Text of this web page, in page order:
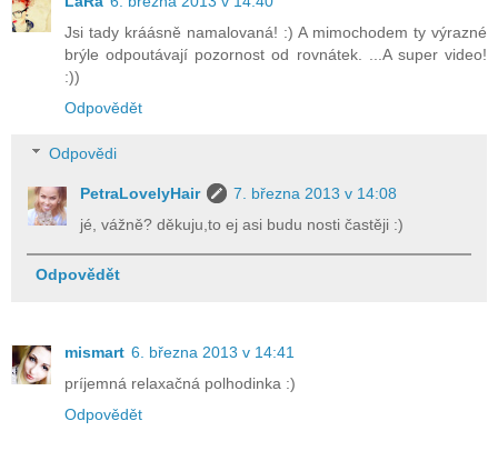
Jsi tady kráásně namalovaná! :) A mimochodem ty výrazné
brýle odpoutávají pozornost od rovnátek. ...A super video!
:))
Odpovědět
Odpovědi
PetraLovelyHair
7. března 2013 v 14:08
jé, vážně? děkuju,to ej asi budu nosti častěji :)
Odpovědět
mismart 6. března 2013 v 14:41
príjemná relaxačná polhodinka :)
Odpovědět